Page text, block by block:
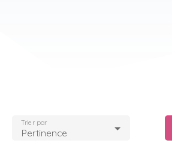
Pertinence
Trier par